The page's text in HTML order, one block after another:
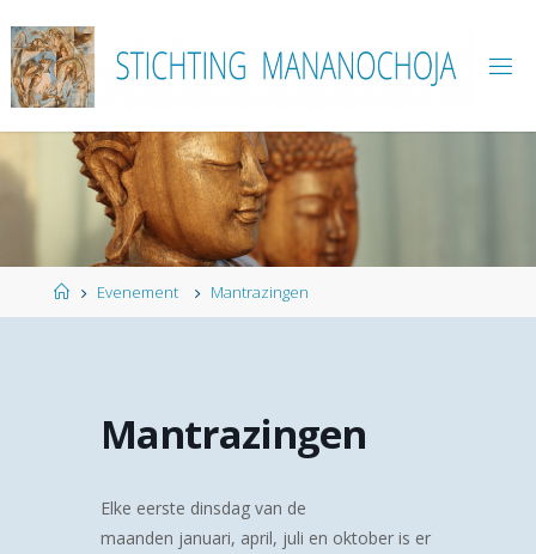
naar
de
inhoud
HomeEvenement Mantrazingen
Mantrazingen
Elke eerste dinsdag van de
maanden januari, april, juli en oktober is er